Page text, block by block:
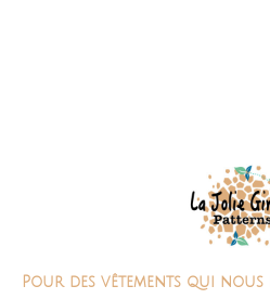
Pour des vêtements qui nous